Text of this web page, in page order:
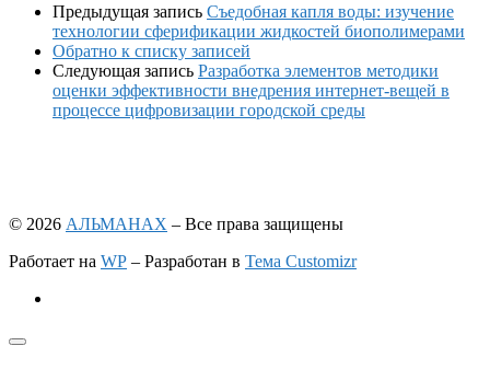
Предыдущая запись Съедобная капля воды: изучение
технологии сферификации жидкостей биополимерами
Обратно к списку записей
Следующая запись Разработка элементов методики
оценки эффективности внедрения интернет-вещей в
процессе цифровизации городской среды
© 2026 АЛЬМАНАХ – Все права защищены
Работает на WP – Разработан в Тема Customizr